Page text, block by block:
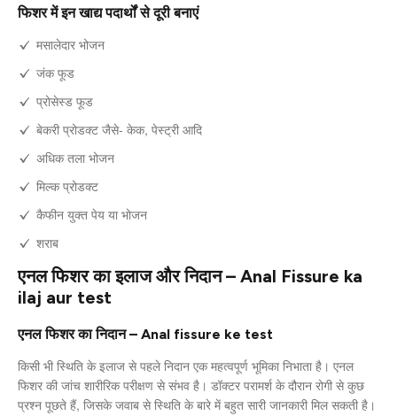
फिशर में इन खाद्य पदार्थों से दूरी बनाएं
मसालेदार भोजन
जंक फूड
प्रोसेस्ड फूड
बेकरी प्रोडक्ट जैसे- केक, पेस्ट्री आदि
अधिक तला भोजन
मिल्क प्रोडक्ट
कैफीन युक्त पेय या भोजन
शराब
एनल फिशर का इलाज और निदान – Anal Fissure ka
ilaj aur test
एनल फिशर का निदान – Anal fissure ke test
किसी भी स्थिति के इलाज से पहले निदान एक महत्वपूर्ण भूमिका निभाता है। एनल
फिशर की जांच शारीरिक परीक्षण से संभव है। डॉक्टर परामर्श के दौरान रोगी से कुछ
प्रश्न पूछते हैं, जिसके जवाब से स्थिति के बारे में बहुत सारी जानकारी मिल सकती है।